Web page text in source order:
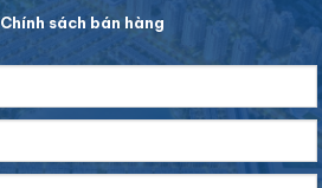
Chính sách bán hàng